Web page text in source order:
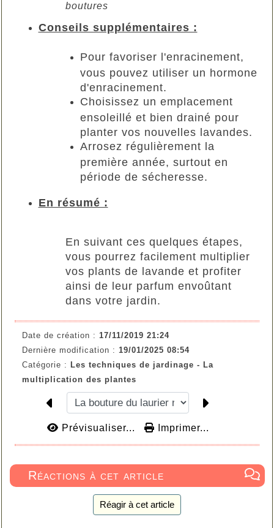
boutures
Conseils supplémentaires :
Pour favoriser l'enracinement,
vous pouvez utiliser un hormone
d'enracinement.
Choisissez un emplacement
ensoleillé et bien drainé pour
planter vos nouvelles lavandes.
Arrosez régulièrement la
première année, surtout en
période de sécheresse.
En résumé :
En suivant ces quelques étapes,
vous pourrez facilement multiplier
vos plants de lavande et profiter
ainsi de leur parfum envoûtant
dans votre jardin.
Date de création : 17/11/2019 21:24
Dernière modification : 19/01/2025 08:54
Catégorie : Les techniques de jardinage - La
multiplication des plantes
Prévisualiser... Imprimer...
Réactions à cet article
Réagir à cet article